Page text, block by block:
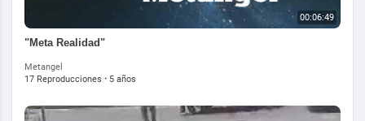
00:06:49
"Meta Realidad"
Metangel
17 Reproducciones · 5 años